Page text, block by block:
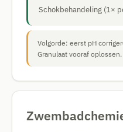
Schokbehandeling (1×
Volgorde: eerst pH
Granulaat vooraf